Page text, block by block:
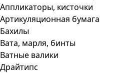
Аппликаторы, кисточки
Артикуляционная бумага
Бахилы
Вата, марля, бинты
Ватные валики
Драйтипс